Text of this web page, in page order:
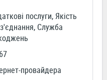
послуги, Якість
Служба
провайдера